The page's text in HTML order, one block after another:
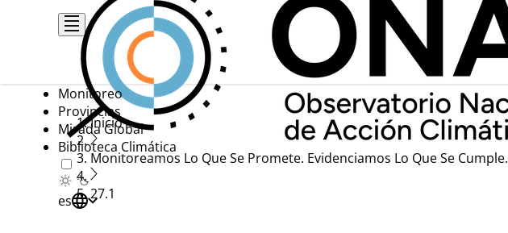
Monitoreo
Provincias
Mirada Global
Biblioteca Climática
es
Ruta
de
navegación
Inicio
Monitoreamos Lo Que Se Promete. Evidenciamos Lo Que Se Cumple.
27.1